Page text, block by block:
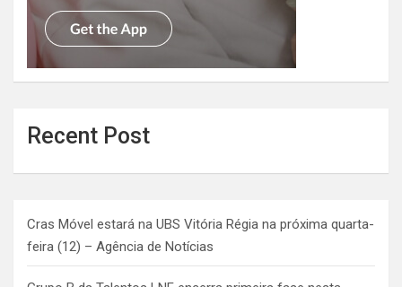
Recent Post
Cras Móvel estará na UBS Vitória Régia na próxima quarta-
feira (12) – Agência de Notícias